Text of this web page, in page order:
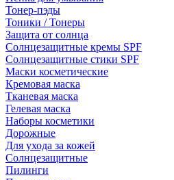
Тонер-пэды
Тоники / Тонеры
Защита от солнца
Солнцезащитные кремы SPF
Солнцезащитные стики SPF
Маски косметические
Кремовая маска
Тканевая маска
Гелевая маска
Наборы косметики
Дорожные
Для ухода за кожей
Солнцезащитные
Пилинги